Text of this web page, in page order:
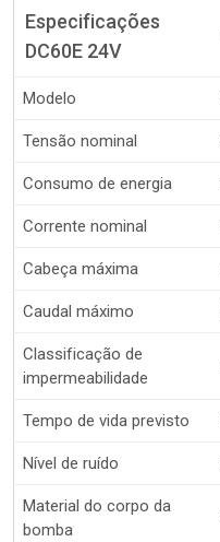
Especificações
DC60E 24V
Modelo
Tensão nominal
Consumo de energia
Corrente nominal
Cabeça máxima
Caudal máximo
Classificação de
impermeabilidade
Tempo de vida previsto
Nível de ruído
Material do corpo da
bomba